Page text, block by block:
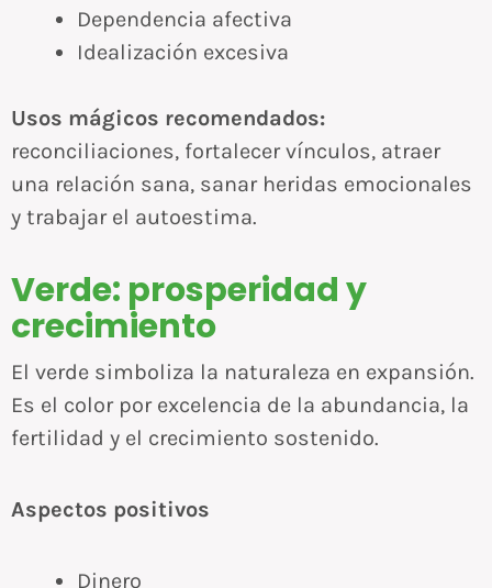
Dependencia afectiva
Idealización excesiva
Usos mágicos recomendados:
reconciliaciones, fortalecer vínculos, atraer
una relación sana, sanar heridas emocionales
y trabajar el autoestima.
Verde: prosperidad y
crecimiento
El verde simboliza la naturaleza en expansión.
Es el color por excelencia de la abundancia, la
fertilidad y el crecimiento sostenido.
Aspectos positivos
Dinero